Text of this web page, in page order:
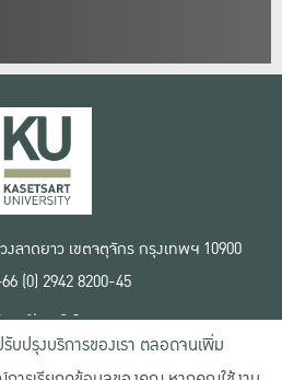
ลาดยาว เขตจตุจักร กรุงเทพฯ 10900
(0) 2942 8200-45
การใช้งานเว็บไซต์
งด้านสิทธิ์ใช้งาน
ยความเป็นส่วนตัว
รับปรุงบริการของเรา ตลอดจนเพิ่ม